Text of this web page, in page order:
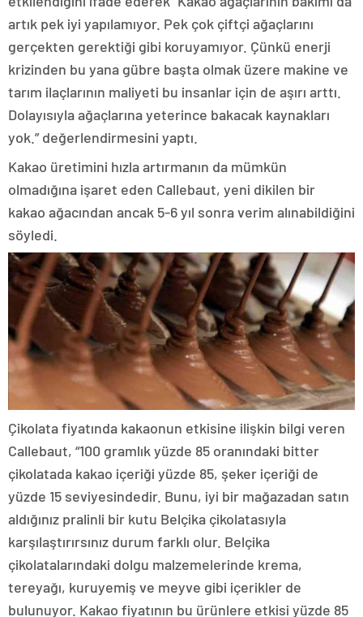
artık pek iyi yapılamıyor. Pek çok çiftçi ağaçlarını
gerçekten gerektiği gibi koruyamıyor. Çünkü enerji
krizinden bu yana gübre başta olmak üzere makine ve
tarım ilaçlarının maliyeti bu insanlar için de aşırı arttı.
Dolayısıyla ağaçlarına yeterince bakacak kaynakları
yok.” değerlendirmesini yaptı.
Kakao üretimini hızla artırmanın da mümkün
olmadığına işaret eden Callebaut, yeni dikilen bir
kakao ağacından ancak 5-6 yıl sonra verim alınabildiğini
söyledi.
Çikolata fiyatında kakaonun etkisine ilişkin bilgi veren
Callebaut, “100 gramlık yüzde 85 oranındaki bitter
çikolatada kakao içeriği yüzde 85, şeker içeriği de
yüzde 15 seviyesindedir. Bunu, iyi bir mağazadan satın
aldığınız pralinli bir kutu Belçika çikolatasıyla
karşılaştırırsınız durum farklı olur. Belçika
çikolatalarındaki dolgu malzemelerinde krema,
tereyağı, kuruyemiş ve meyve gibi içerikler de
bulunuyor. Kakao fiyatının bu ürünlere etkisi yüzde 85